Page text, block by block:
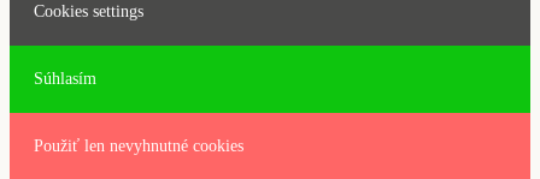
Cookies settings
Súhlasím
Použiť len nevyhnutné cookies